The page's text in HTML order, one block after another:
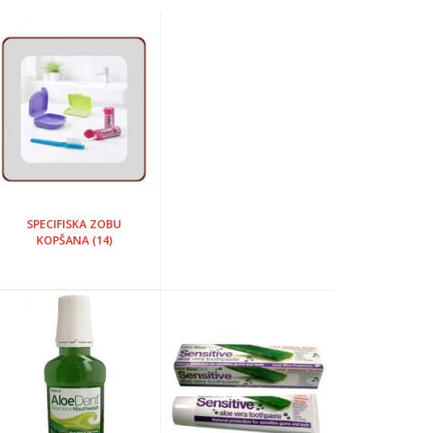
SPECIFISKA ZOBU
KOPŠANA (14)